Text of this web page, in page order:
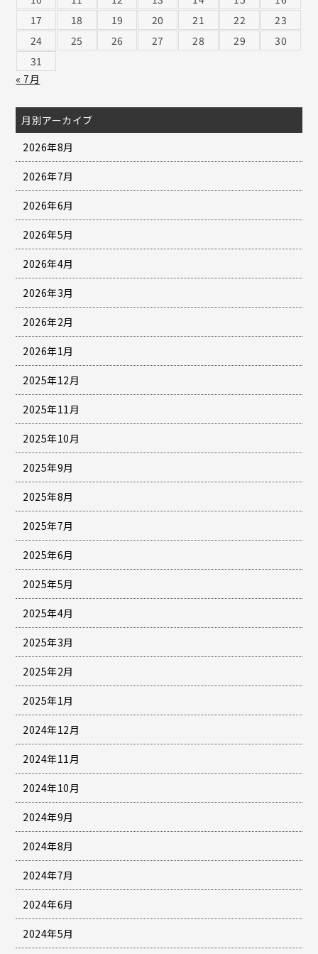
17
18 19 20 21 22
23
24
25 26 27 28 29
30
31
« 7月
月別アーカイブ
2026年8月
2026年7月
2026年6月
2026年5月
2026年4月
2026年3月
2026年2月
2026年1月
2025年12月
2025年11月
2025年10月
2025年9月
2025年8月
2025年7月
2025年6月
2025年5月
2025年4月
2025年3月
2025年2月
2025年1月
2024年12月
2024年11月
2024年10月
2024年9月
2024年8月
2024年7月
2024年6月
2024年5月